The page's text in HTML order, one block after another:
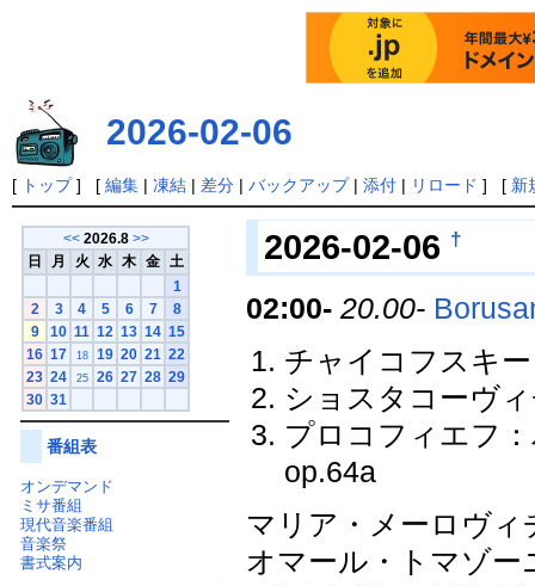
2026-02-06
[ トップ] [ 編集 | 凍結 | 差分 | バックアップ| 添付 | リロード ] [ 新
<< 2026.8 >>
日
月 火 水 木 金
土
1
2
3 4 5 6 7
8
9
10 11 12 13 14 15
16 17 18 19 20 21 22
23 24 25 26 27 28 29
30 31
番組表
オンデマンド
ミサ番組
現代音楽番組
音楽祭
書式案内
2026-02-06 †
02:00- 20.00-
チャイコフスキ
ショスタコーヴ
プロコフィエフ
op.64a
マリア・メーロヴィ
オマール・トマゾー